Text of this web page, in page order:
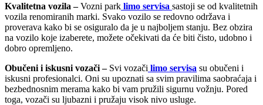
Kvalitetna vozila –Vozni park limo servisa sastoji se od kvalitetnih
vozila renomiranih marki. Svako vozilo se redovno održava i
proverava kako bi se osiguralo da je u najboljem stanju. Bez obzira
na vozilo koje izaberete, možete očekivati da će biti čisto, udobno i
dobro opremljeno.
Obučeni i iskusni vozači –Svi vozači limo servisa su obučeni i
iskusni profesionalci. Oni su upoznati sa svim pravilima saobraćaja i
bezbednosnim merama kako bi vam pružili sigurnu vožnju. Pored
toga, vozači su ljubazni i pružaju visok nivo usluge.